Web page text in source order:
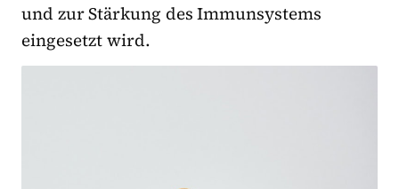
und zur Stärkung des Immunsystems
eingesetzt wird.